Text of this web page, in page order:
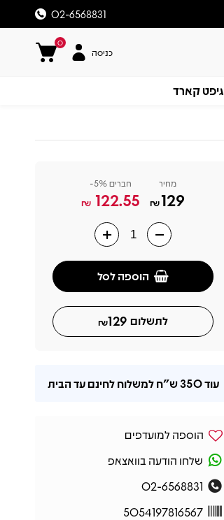
02-6568831
0
כניסה
גיפט קארד
מחיר
129
₪
חברים 5%-
122.55
₪
הוספה לסל
לתשלום 129
₪
עוד350 ש"ח למשלוח לחינם עד הבית
הוספה למועדפים
שלחו הודעה בוואצאפ
02-6568831
5054197816567